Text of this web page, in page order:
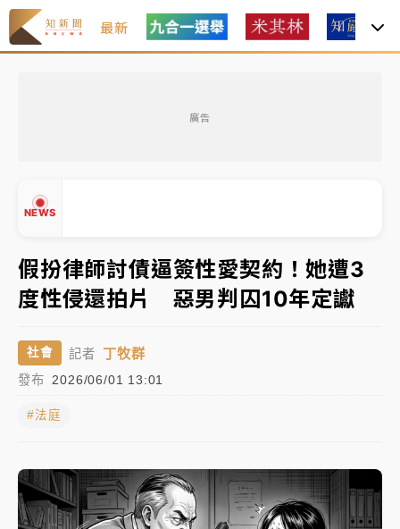
最新
廣告
NEWS
有片｜
連根拔起
中颱白海豚風雨來了！中部以北防豪雨 今晚、明天影
響最劇烈
白海豚逼近！北市水門只出不進 未移置車輛最高罰
油價持續凍漲！ 中油宣布下周一汽柴油價格維持不變
有片｜
白海豚暴風圈逼近！新北淡水赫見龍捲風 榕樹
連根拔起
▲
假扮律師討債逼簽性愛契約！她遭3
度性侵還拍片 惡男判囚10年定讞
社會 記者 丁牧群
發布 2026/06/01 13:01
#法庭